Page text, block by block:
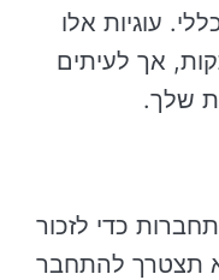
עוגיות אלו
אך לעיתים
שלך.
כדי לזכור
תצטרך להתחבר